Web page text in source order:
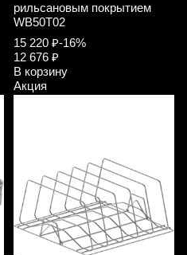
рильсановым покрытием
WB50T02
15 220 ₽-16%
12 676 ₽
В корзину
Акция